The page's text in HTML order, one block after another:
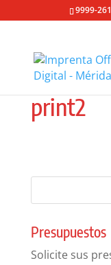
9999-
print2
Presupuestos
Solicite sus